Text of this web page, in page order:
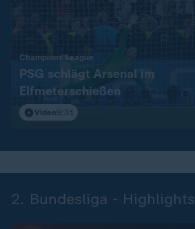
Champions League
PSG schlägt Arsenal im
Elfmeterschießen
Video9:31
2. Bundesliga - Highlights